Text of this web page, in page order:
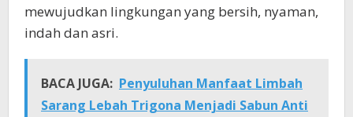
mewujudkan lingkungan yang bersih, nyaman,
indah dan asri.
BACA JUGA: Penyuluhan Manfaat Limbah
Sarang Lebah Trigona Menjadi Sabun Anti